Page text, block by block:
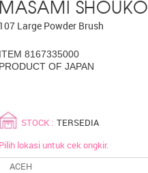
MASAMI SHOUKO
107 Large Powder Brush
ITEM 8167335000
PRODUCT OF JAPAN
STOCK : TERSEDIA
Pilih lokasi untuk cek ongkir.
ACEH